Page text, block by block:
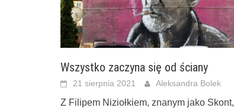
Wszystko zaczyna się od ściany
21 sierpnia 2021 Aleksandra Bolek
Z Filipem Niziołkiem, znanym jako Skont,